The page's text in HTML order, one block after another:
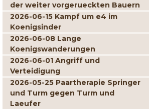
der weiter vorgerueckten Bauern
2026-06-15 Kampf um e4 im
Koenigsinder
2026-06-08 Lange
Koenigswanderungen
2026-06-01 Angriff und
Verteidigung
2026-05-25 Paartherapie Springer
und Turm gegen Turm und
Laeufer